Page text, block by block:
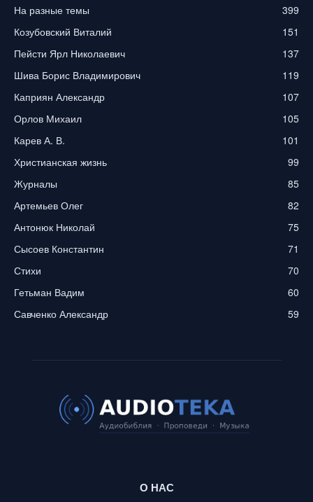
На разные темы
399
Козубовский Виталий
151
Пейсти Ярл Николаевич
137
Шива Борис Владимирович
119
Каприян Александр
107
Орлов Михаил
105
Карев А. В.
101
Христианская жизнь
99
Журналы
85
Артемьев Олег
82
Антонюк Николай
75
Сысоев Константин
71
Стихи
70
Гетьман Вадим
60
Савченко Александр
59
О НАС